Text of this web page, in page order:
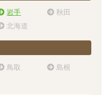
岩手
秋田
北海道
鳥取
島根